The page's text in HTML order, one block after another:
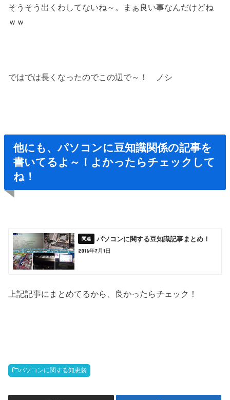
そうそう出くわしてないね～。まぁ良い事なんだけどね
ｗｗ
ではでは長くなったのでこの辺で～！ ノシ
他にも、パソコンに豆知識関係の記事を
書いてるよ～！よかったらチェックして
ね！
パソコンに関する豆知識記事まとめ！
2016年7月1日
上記記事にまとめてるから、良かったらチェック！
パソコンに関する知恵袋